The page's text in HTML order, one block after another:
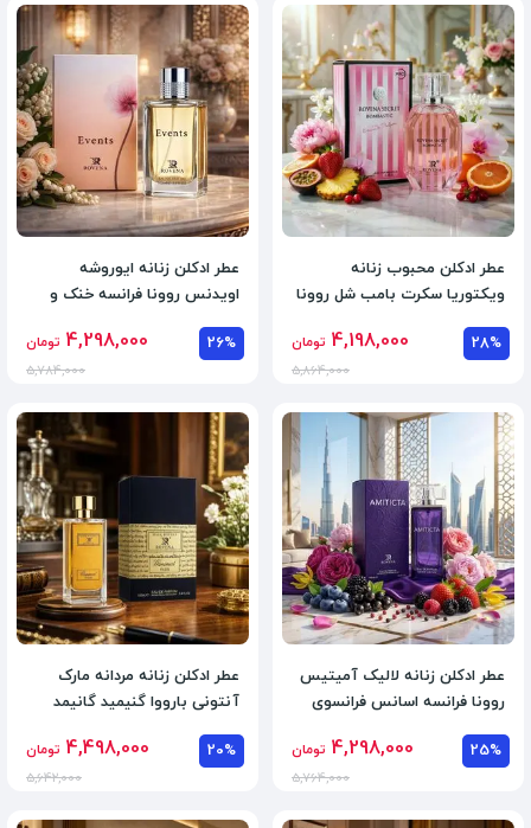
عطر ادکلن محبوب زنانه
ویکتوریا سکرت بامب شل روونا
28%
4,198,000 تومان
5,864,000
عطر ادکلن زنانه ایوروشه
اویدنس روونا فرانسه خنک و
26%
4,298,000 تومان
5,784,000
عطر ادکلن زنانه لالیک آمیتیس
روونا فرانسه اسانس فرانسوی
25%
4,298,000 تومان
5,764,000
عطر ادکلن زنانه مردانه مارک
آنتونی بارووا گنیمید گانیمد
20%
4,498,000 تومان
5,642,000